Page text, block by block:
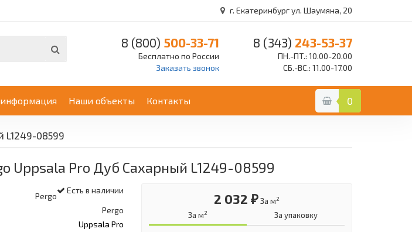
г. Екатеринбург ул. Шаумяна, 20
8 (800) 500-33-71
Бесплатно по России
Заказать звонок
8 (343) 243-53-37
ПН.-ПТ.: 10.00-20.00
СБ.-ВС.: 11.00-17.00
Наши объекты Контакты 0
L1249-08599
Uppsala Pro Дуб Сахарный L1249-08599
Есть в наличии
Pergo
Pergo
Uppsala Pro
2 032 ₽За м2
За м2 За упаковку